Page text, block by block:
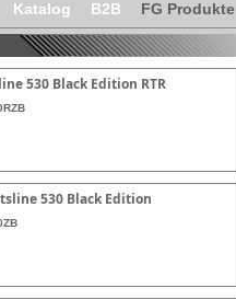
Katalog B2B FG Produkte
530 Black Edition RTR
530 Black Edition